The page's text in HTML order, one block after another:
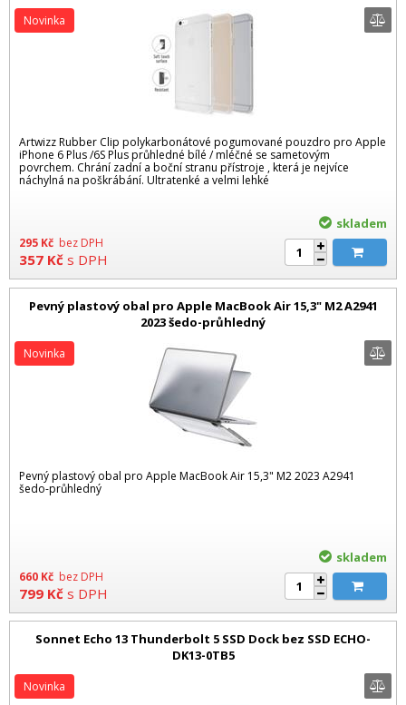
Artwizz Rubber Clip polykarbonátové pogumované pouzdro pro Apple
iPhone 6 Plus /6S Plus průhledné bílé / mléčné se sametovým
povrchem. Chrání zadní a boční stranu přístroje , která je nejvíce
náchylná na poškrábání. Ultratenké a velmi lehké
Novinka
skladem
295 Kč bez DPH
357 Kč s DPH
Pevný plastový obal pro Apple MacBook Air 15,3" M2 A2941
2023 šedo-průhledný
Pevný plastový obal pro Apple MacBook Air 15,3" M2 2023 A2941
šedo-průhledný
Novinka
skladem
660 Kč bez DPH
799 Kč s DPH
Sonnet Echo 13 Thunderbolt 5 SSD Dock bez SSD ECHO-
DK13-0TB5
Novinka